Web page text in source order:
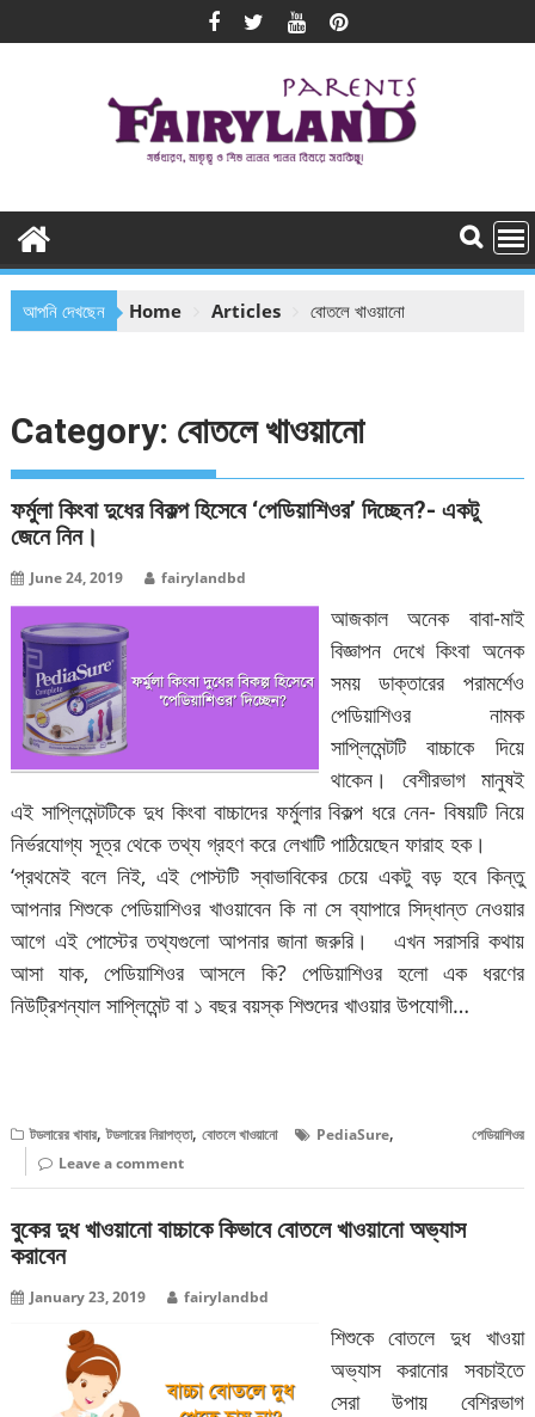
to
আপনি দেখছেন Home Articles বোতলে খাওয়ানো
Category: বোতলে খাওয়ানো
ফর্মুলা কিংবা দুধের বিকল্প হিসেবে ‘পেডিয়াশিওর’ দিচ্ছেন?- একটু
জেনে নিন।
June 24, 2019 fairylandbd
আজকাল অনেক বাবা-মাই
বিজ্ঞাপন দেখে কিংবা অনেক
সময় ডাক্তারের পরামর্শেও
পেডিয়াশিওর নামক
সাপ্লিমেন্টটি বাচ্চাকে দিয়ে
থাকেন। বেশীরভাগ মানুষই
এই সাপ্লিমেন্টটিকে দুধ কিংবা বাচ্চাদের ফর্মুলার বিকল্প ধরে নেন- বিষয়টি নিয়ে
নির্ভরযোগ্য সূত্র থেকে তথ্য গ্রহণ করে লেখাটি পাঠিয়েছেন ফারাহ হক।
‘প্রথমেই বলে নিই, এই পোস্টটি স্বাভাবিকের চেয়ে একটু বড় হবে কিন্তু
আপনার শিশুকে পেডিয়াশিওর খাওয়াবেন কি না সে ব্যাপারে সিদ্ধান্ত নেওয়ার
আগে এই পোস্টের তথ্যগুলো আপনার জানা জরুরি। এখন সরাসরি কথায়
আসা যাক, পেডিয়াশিওর আসলে কি? পেডিয়াশিওর হলো এক ধরণের
নিউট্রিশন্যাল সাপ্লিমেন্ট বা ১ বছর বয়স্ক শিশুদের খাওয়ার উপযোগী…
টডলারের খাবার,টডলারের নিরাপত্তা,বোতলে খাওয়ানো PediaSure,
পেডিয়াশিওর
Leave a comment
বুকের দুধ খাওয়ানো বাচ্চাকে কিভাবে বোতলে খাওয়ানো অভ্যাস
করাবেন
January 23, 2019 fairylandbd
শিশুকে বোতলে দুধ খাওয়া
অভ্যাস করানোর সবচাইতে
সেরা উপায় বেশিরভাগ